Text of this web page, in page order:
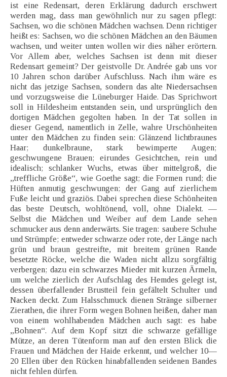
ist eine Redensart, deren Erklärung dadurch erschwert
werden mag, dass man gewöhnlich nur zu sagen pflegt:
Sachsen, wo die schönen Mädchen wachsen. Denn richtiger
heißt es: Sachsen, wo die schönen Mädchen an den Bäumen
wachsen, und weiter unten wollen wir dies näher erörtern.
Vor Allem aber, welches Sachsen ist denn mit dieser
Redensart gemeint? Der geistvolle Dr. Andrée gab uns vor
10 Jahren schon darüber Aufschluss. Nach ihm wäre es
nicht das jetzige Sachsen, sondern das alte Niedersachsen
und vorzugsweise die Lüneburger Haide. Das Sprichwort
soll in Hildesheim entstanden sein, und ursprünglich den
dortigen Mädchen gegolten haben. In der Tat sollen in
dieser Gegend, namentlich in Zelle, wahre Urschönheiten
unter den Mädchen zu finden sein: Glänzend lichtbraunes
Haar; dunkelbraune, stark bewimperte Augen;
geschwungene Brauen; eirundes Gesichtchen, rein und
idealisch; schlanker Wuchs, etwas über mittelgroß, die
„treffliche Größe“, wie Goethe sagt; die Formen rund; die
Hüften anmutig geschwungen; der Gang auf zierlichem
Fuße leicht und graziös. Dabei sprechen diese Schönheiten
das beste Deutsch, wohltönend, voll, ohne Dialekt. —
Selbst die Mädchen und Weiber auf dem Lande sehen
schmucker aus denn anderwärts. Sie tragen: saubere Schuhe
und Strümpfe; entweder schwarze oder rote, der Länge nach
grün und braun gestreifte, mit breitem grünen Rande
besetzte Röcke, welche die Waden nicht allzu sorgfältig
verbergen; dazu ein schwarzes Mieder mit kurzen Ärmeln,
um welche zierlich der Aufschlag des Hemdes gelegt ist,
dessen überfallender Brustteil fein gefältelt Schulter und
Nacken deckt. Zum Halsschmuck dienen Stränge silberner
Zierathen, die ihrer Form wegen Bohnen heißen, daher man
von einem wohlhabenden Mädchen auch sagt: es habe
„Bohnen“. Auf dem Kopf sitzt die schwarze gefällige
Mütze, an deren Tütenform man auf den ersten Blick die
Frauen und Mädchen der Haide erkennt, und welcher 10—
20 Ellen über den Rücken hinabfallenden seidenen Bandes
nicht fehlen dürfen.